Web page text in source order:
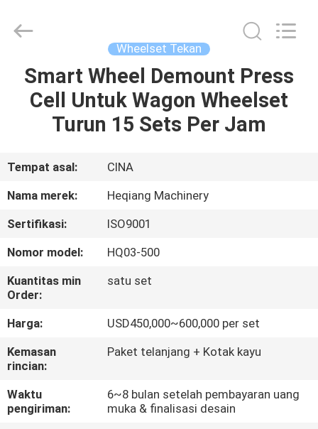
RUMAH
PRODUK
TENTANG
KAMI
TUR
PABRIK
KONTROL
KUALITAS
HUBUNGI
KAMI
Share
Reserved.
Wheelset Tekan
Smart Wheel Demount Press
Cell Untuk Wagon Wheelset
Turun 15 Sets Per Jam
Tempat asal:
CINA
Nama merek:
Heqiang Machinery
Sertifikasi:
ISO9001
Nomor model:
HQ03-500
Kuantitas min
Order:
satu set
Harga:
USD450,000~600,000 per set
Kemasan
rincian:
Paket telanjang + Kotak kayu
Waktu
pengiriman:
6~8 bulan setelah pembayaran uang
muka & finalisasi desain